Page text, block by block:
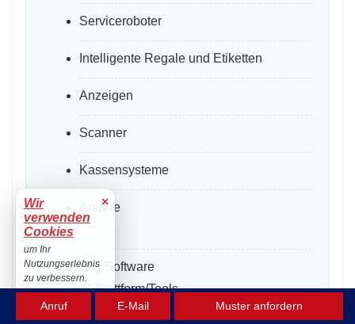
Serviceroboter
Intelligente Regale und Etiketten
Anzeigen
Scanner
Kassensysteme
Andere
Lösung/Software
KI-Plattform/Tools
Anruf E-Mail Muster anfordern
Wir
verwenden
Cookies
×
um Ihr
Nutzungserlebnis
zu verbessern.